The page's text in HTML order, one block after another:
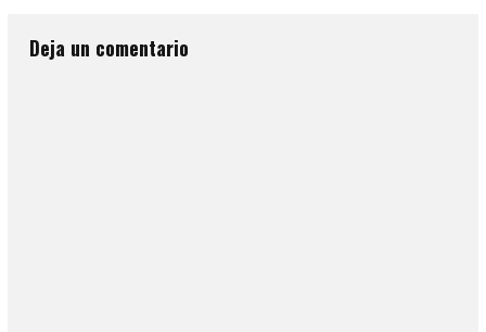
Deja un comentario